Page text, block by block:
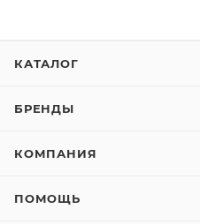
КАТАЛОГ
БРЕНДЫ
КОМПАНИЯ
ПОМОЩЬ